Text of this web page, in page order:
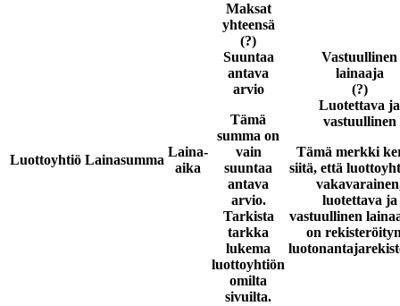
Luottoyhtiö Lainasumma
Laina-
aika
Maksat
yhteensä
(?)
Suuntaa
antava
arvio
Tämä
summa on
vain
suuntaa
antava
arvio.
Tarkista
tarkka
lukema
luottoyhtiön
omilta
sivuilta.
Vastuullinen
lainaaja
(?)
Luotettava ja
vastuullinen
Tämä merkki
siitä, että
luotettava ja
vastuullinen
on